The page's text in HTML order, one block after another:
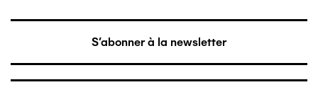
S'abonner à la newsletter